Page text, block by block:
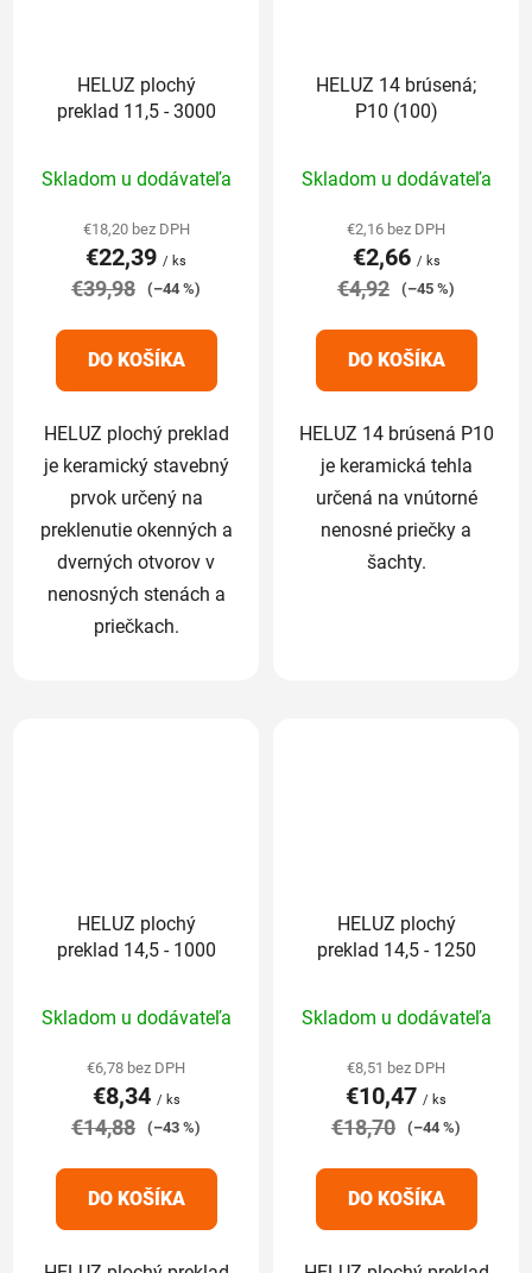
HELUZ plochý
preklad 11,5 - 3000
hodnotenie
produktu
je
5,0
5
hviezdičiek.
Skladom u dodávateľa
€18,20 bez DPH
€22,39 / ks
€39,98 (–44 %)
DO KOŠÍKA
HELUZ plochý preklad
je keramický stavebný
prvok určený na
preklenutie okenných a
dverných otvorov v
nenosných stenách a
priečkach.
HELUZ 14 brúsená;
P10 (100)
hodnotenie
produktu
je
5,0
5
hviezdičiek.
Skladom u dodávateľa
€2,16 bez DPH
€2,66 / ks
€4,92 (–45 %)
DO KOŠÍKA
HELUZ 14 brúsená P10
je keramická tehla
určená na vnútorné
nenosné priečky a
šachty.
HELUZ plochý
preklad 14,5 - 1000
hodnotenie
produktu
je
5,0
5
hviezdičiek.
Skladom u dodávateľa
€6,78 bez DPH
€8,34 / ks
€14,88 (–43 %)
DO KOŠÍKA
HELUZ plochý
preklad 14,5 - 1250
hodnotenie
produktu
je
5,0
5
hviezdičiek.
Skladom u dodávateľa
€8,51 bez DPH
€10,47 / ks
€18,70 (–44 %)
DO KOŠÍKA